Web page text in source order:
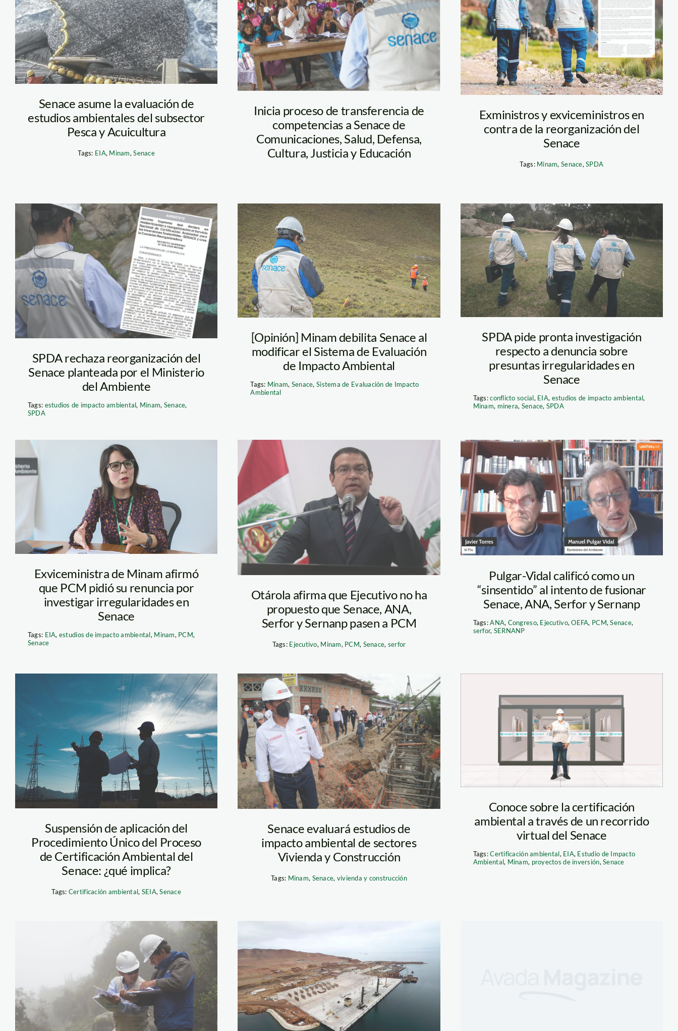
Senace asume la evaluación de
estudios ambientales del subsector
Pesca y Acuicultura
Tags: EIA, Minam,Senace
Inicia proceso de transferencia de
competencias a Senace de
Comunicaciones, Salud, Defensa,
Cultura, Justicia y Educación
senace—senace
Exministros y exviceministros en
contra de la reorganización del
Senace
Tags: Minam, Senace,SPDA
senace—decreto-
supremo—
reorganizacion
SPDA rechaza reorganización del
Senace planteada por el Ministerio
del Ambiente
Tags: estudios de impacto ambiental, Minam, Senace,
SPDA
Senace
evaluación
ambiental
[Opinión] Minam debilita Senace al
modificar el Sistema de Evaluación
de Impacto Ambiental
Tags: Minam, Senace, Sistema de Evaluación de Impacto
Ambiental
senace –
especialistas
SPDA pide pronta investigación
respecto a denuncia sobre
presuntas irregularidades en
Senace
Tags:conflicto social, EIA, estudios de impacto ambiental,
Minam, minera, Senace, SPDA
giuliana becerra
– minam
Exviceministra de Minam afirmó
que PCM pidió su renuncia por
investigar irregularidades en
Senace
Tags: EIA, estudios de impacto ambiental, Minam, PCM,
Senace
alberto otarola –
andina
Otárola afirma que Ejecutivo no ha
propuesto que Senace, ANA,
Serfor y Sernanp pasen a PCM
Tags: Ejecutivo, Minam, PCM, Senace, serfor
pulgar vidal –
senace
Pulgar-Vidal calificó como un
“sinsentido” al intento de fusionar
Senace, ANA, Serfor y Sernanp
Tags:ANA, Congreso, Ejecutivo,OEFA, PCM,Senace,
serfor, SERNANP
senace EIA
Suspensión de aplicación del
Procedimiento Único del Proceso
de Certificación Ambiental del
Senace: ¿qué implica?
Tags: Certificación ambiental, SEIA,Senace
vivienda-y-
construccion—
senace
Senace evaluará estudios de
impacto ambiental de sectores
Vivienda y Construcción
Tags: Minam, Senace, vivienda y construcción
senace recorrido
virtual
Conoce sobre la certificación
ambiental a través de un recorrido
virtual del Senace
Tags:Certificación ambiental, EIA, Estudio de Impacto
Ambiental, Minam, proyectos de inversión,Senace
senace—visita-
de-campo1
puerto-san-
martin—paracas
—el-peruano